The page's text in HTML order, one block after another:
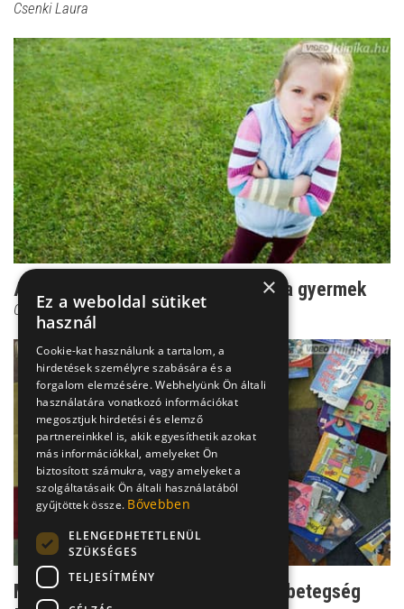
Csenki Laura
Agresszivitás, amit már nem nő ki a gyermek
Csenki Laura
Mágikus gondolkodás - a kényszerbetegség
×
Ez a weboldal sütiket
használ
Cookie-kat használunk a tartalom, a
hirdetések személyre szabására és a
forgalom elemzésére. Webhelyünk Ön általi
használatára vonatkozó információkat
megosztjuk hirdetési és elemző
partnereinkkel is, akik egyesíthetik azokat
más információkkal, amelyeket Ön
biztosított számukra, vagy amelyeket a
szolgáltatásaik Ön általi használatából
gyűjtöttek össze. Bővebben
ELENGEDHETETLENÜL
SZÜKSÉGES
TELJESÍTMÉNY